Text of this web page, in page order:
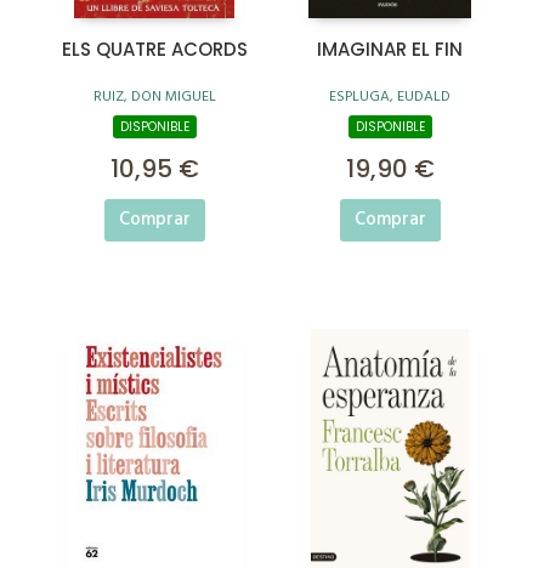
ELS QUATRE ACORDS
RUIZ, DON MIGUEL
DISPONIBLE
10,95 €
Comprar
IMAGINAR EL FIN
ESPLUGA, EUDALD
DISPONIBLE
19,90 €
Comprar